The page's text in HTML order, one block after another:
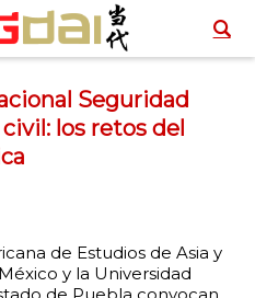
Seguridad
los retos del
de Estudios de Asia y
y la Universidad